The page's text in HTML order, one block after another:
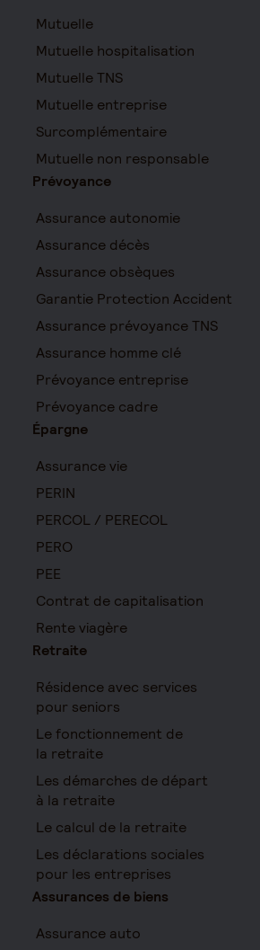
Mutuelle
Mutuelle hospitalisation
Mutuelle TNS
Mutuelle entreprise
Surcomplémentaire
Mutuelle non responsable
Prévoyance
Assurance autonomie
Assurance décès
Assurance obsèques
Garantie Protection Accident
Assurance prévoyance TNS
Assurance homme clé
Prévoyance entreprise
Prévoyance cadre
Épargne
Assurance vie
PERIN
PERCOL / PERECOL
PERO
PEE
Contrat de capitalisation
Rente viagère
Retraite
Résidence avec services
pour seniors
Le fonctionnement de
la retraite
Les démarches de départ
à la retraite
Le calcul de la retraite
Les déclarations sociales
pour les entreprises
Assurances de biens
Assurance auto